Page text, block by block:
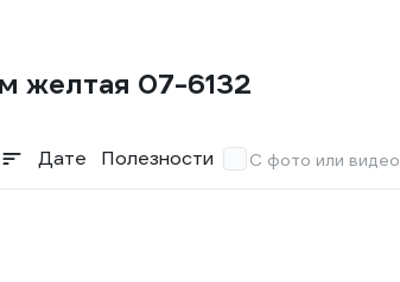
желтая 07-6132
Дате Полезности С фото или видео